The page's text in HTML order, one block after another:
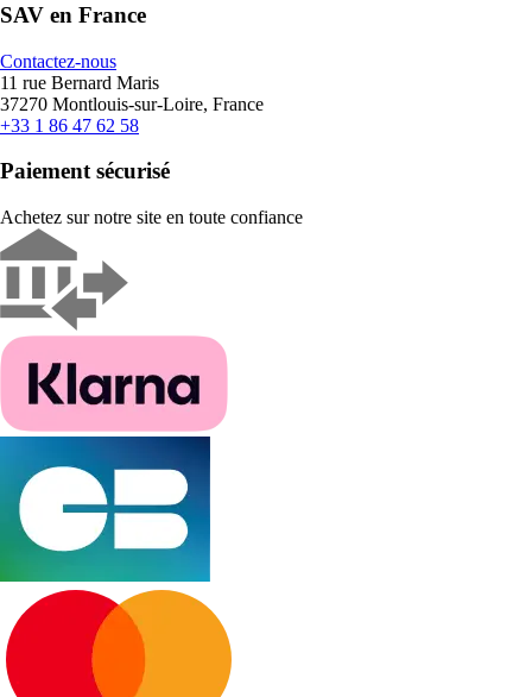
SAV en France
Contactez-nous
11 rue Bernard Maris
37270 Montlouis-sur-Loire, France
+33 1 86 47 62 58
Paiement sécurisé
Achetez sur notre site en toute confiance